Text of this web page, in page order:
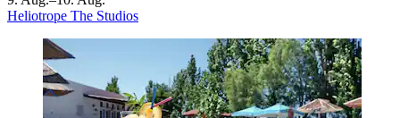
Heliotrope The Studios